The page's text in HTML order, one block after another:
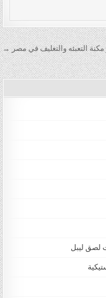
التعبئه والتغليف في مصر →